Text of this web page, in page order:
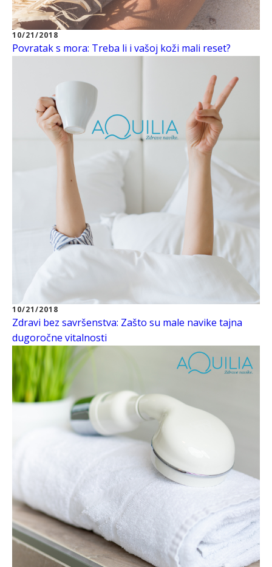
10/21/2018
Povratak s mora: Treba li i vašoj koži mali reset?
10/21/2018
Zdravi bez savršenstva: Zašto su male navike tajna
dugoročne vitalnosti